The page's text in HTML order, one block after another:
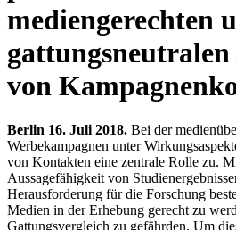
mediengerechten
von
Berlin 16. Juli 2018. Bei der
Werbekampagnen unter
von Kontakten eine zentrale Rolle zu.
Aussagefähigkeit von
Herausforderung für die Forschung
Medien in der Erhebung gerecht zu
Gattungsvergleich zu gefährden. Um